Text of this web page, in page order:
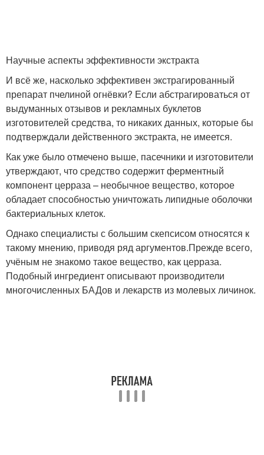
Научные аспекты эффективности экстракта
И всё же, насколько эффективен экстрагированный
препарат пчелиной огнёвки? Если абстрагироваться от
выдуманных отзывов и рекламных буклетов
изготовителей средства, то никаких данных, которые бы
подтверждали действенного экстракта, не имеется.
Как уже было отмечено выше, пасечники и изготовители
утверждают, что средство содержит ферментный
компонент церраза – необычное вещество, которое
обладает способностью уничтожать липидные оболочки
бактериальных клеток.
Однако специалисты с большим скепсисом относятся к
такому мнению, приводя ряд аргументов.Прежде всего,
учёным не знакомо такое вещество, как церраза.
Подобный ингредиент описывают производители
многочисленных БАДов и лекарств из молевых личинок.